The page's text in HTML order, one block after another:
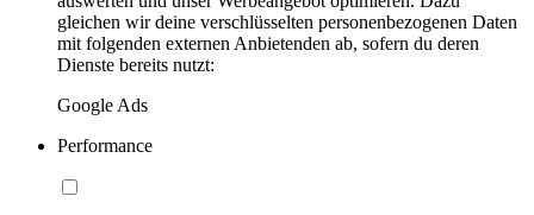
gleichen wir deine verschlüsselten personenbezogenen Daten
mit folgenden externen Anbietenden ab, sofern du deren
Dienste bereits nutzt:
Google Ads
Performance